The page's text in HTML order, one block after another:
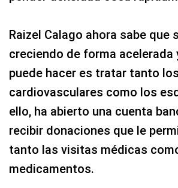
Raizel Calago ahora sabe que
creciendo de forma acelerada
puede hacer es tratar tanto
cardiovasculares como los
ello, ha abierto una cuenta
recibir donaciones que le
tanto las visitas médicas
medicamentos.